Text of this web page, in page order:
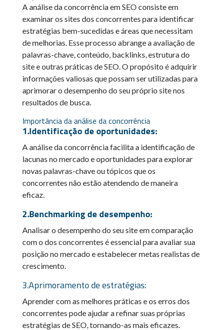
A análise da concorrência em SEO consiste em
examinar os sites dos concorrentes para identificar
estratégias bem-sucedidas e áreas que necessitam
de melhorias. Esse processo abrange a avaliação de
palavras-chave, conteúdo, backlinks, estrutura do
site e outras práticas de SEO. O propósito é adquirir
informações valiosas que possam ser utilizadas para
aprimorar o desempenho do seu próprio site nos
resultados de busca.
Importância da análise da concorrência
1.Identificação de oportunidades:
A análise da concorrência facilita a identificação de
lacunas no mercado e oportunidades para explorar
novas palavras-chave ou tópicos que os
concorrentes não estão atendendo de maneira
eficaz.
2.Benchmarking de desempenho:
Analisar o desempenho do seu site em comparação
com o dos concorrentes é essencial para avaliar sua
posição no mercado e estabelecer metas realistas de
crescimento.
3.Aprimoramento de estratégias:
Aprender com as melhores práticas e os erros dos
concorrentes pode ajudar a refinar suas próprias
estratégias de SEO, tornando-as mais eficazes.